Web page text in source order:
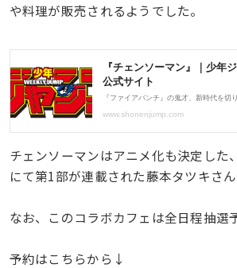
や料理が販売されるようでした。
チェンソーマンはアニメ化も決定した
にて第1部が連載された藤本タツキさん
なお、このコラボカフェは全日程抽選
予約はこちらから↓